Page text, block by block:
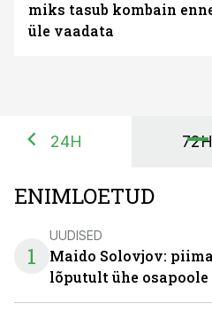
miks tasub kombain
üle vaadata
24H 72H
ENIMLOETUD
1
UUDISED
Maido Solovjov:
lõputult ühe